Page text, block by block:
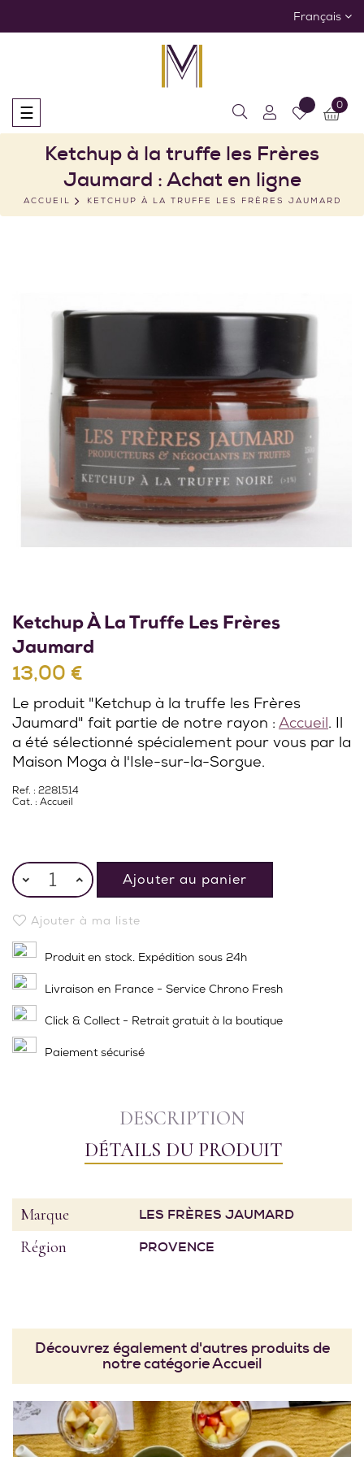
Français
Basculer
la
navigation
☰ 0
Ketchup à la truffe les Frères
Jaumard : Achat en ligne
ACCUEIL KETCHUP À LA TRUFFE LES FRÈRES JAUMARD
Ketchup À La Truffe Les Frères
Jaumard
13,00 €
Le produit "Ketchup à la truffe les Frères
Jaumard" fait partie de notre rayon : Accueil. Il
a été sélectionné spécialement pour vous par la
Maison Moga à l'Isle-sur-la-Sorgue.
Ref. : 2281514
Cat. : Accueil
Ajouter au panier
Ajouter à ma liste
Produit en stock. Expédition sous 24h
Livraison en France - Service Chrono Fresh
Click & Collect - Retrait gratuit à la boutique
Paiement sécurisé
DESCRIPTION
DÉTAILS DU PRODUIT
Marque LES FRÈRES JAUMARD
Région PROVENCE
Découvrez également d'autres produits de
notre catégorie Accueil